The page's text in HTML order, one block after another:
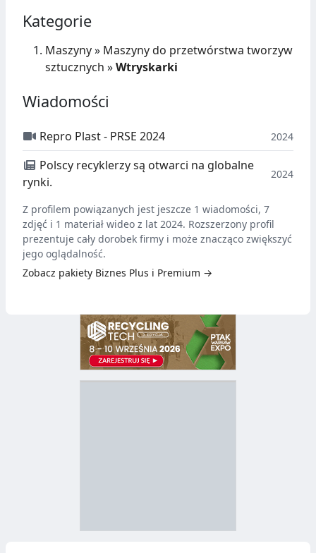
Kategorie
Maszyny» Maszyny do przetwórstwa tworzyw
sztucznych »Wtryskarki
Wiadomości
Repro Plast - PRSE 2024 2024
Polscy recyklerzy są otwarci na globalne
rynki.
2024
Z profilem powiązanych jest jeszcze 1 wiadomości, 7
zdjęć i 1 materiał wideo z lat 2024. Rozszerzony profil
prezentuje cały dorobek firmy i może znacząco zwiększyć
jego oglądalność.
Zobacz pakiety Biznes Plus i Premium →
N
B